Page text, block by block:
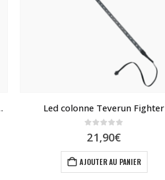
Fighter Led colonne Teverun Fighter
21,90€
AJOUTER AU PANIER